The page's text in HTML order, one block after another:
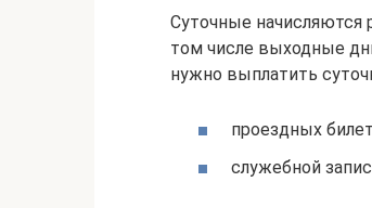
Суточные начисляются
том числе выходные
нужно выплатить
проездных
служебной